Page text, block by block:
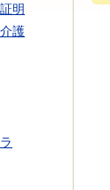
明
護